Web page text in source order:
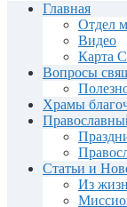
Главная
Отдел
Видео
Карта
Вопросы
Храмы
Статьи и
Из